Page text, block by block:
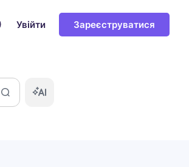
Увійти Зареєструватися